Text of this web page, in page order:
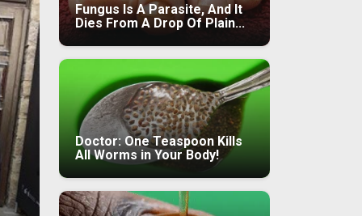
Fungus Is A Parasite, And It
Dies From A Drop Of Plain...
Doctor: One Teaspoon Kills
All Worms in Your Body!